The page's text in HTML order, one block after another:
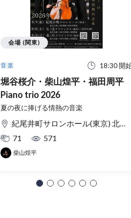
音楽 18:30 開
堀谷桜介・柴山煌平・福田周平
Piano trio 2026
夏の夜に捧げる情熱の音楽
紀尾井町サロンホール(東京) 北ノ庄クラシックス(福井)
71
571
柴山煌平
会場 (関東)